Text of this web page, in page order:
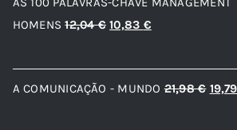
HOMENS 12,04€ O
original
era:
10,83 €O
atual
é:
A COMUNICAÇÃO - MUNDO 21,98€ O
19,79